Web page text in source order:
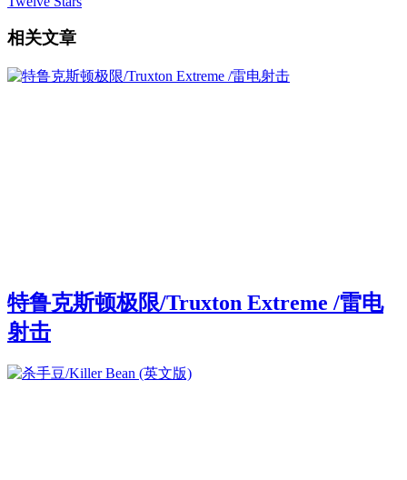
相关文章
特鲁克斯顿极限/Truxton Extreme /雷电
射击